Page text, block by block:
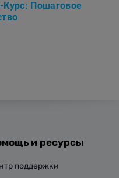
Курс: Пошаговое
и ресурсы
поддержки